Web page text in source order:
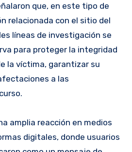
que, en este tipo de
relacionada con el sitio del
líneas de investigación se
para proteger la integridad
la víctima, garantizar su
a las
amplia reacción en medios
digitales, donde usuarios